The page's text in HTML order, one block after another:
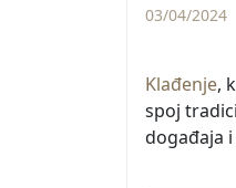
03/04/2024
Klađenje,
spoj
događaja